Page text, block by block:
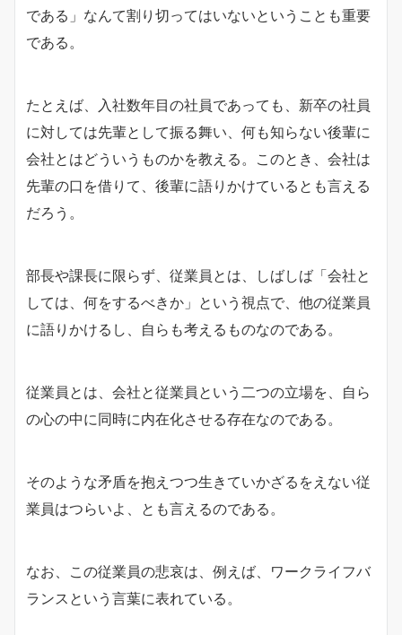
である」なんて割り切ってはいないということも重要
である。
たとえば、入社数年目の社員であっても、新卒の社員
に対しては先輩として振る舞い、何も知らない後輩に
会社とはどういうものかを教える。このとき、会社は
先輩の口を借りて、後輩に語りかけているとも言える
だろう。
部長や課長に限らず、従業員とは、しばしば「会社と
しては、何をするべきか」という視点で、他の従業員
に語りかけるし、自らも考えるものなのである。
従業員とは、会社と従業員という二つの立場を、自ら
の心の中に同時に内在化させる存在なのである。
そのような矛盾を抱えつつ生きていかざるをえない従
業員はつらいよ、とも言えるのである。
なお、この従業員の悲哀は、例えば、ワークライフバ
ランスという言葉に表れている。